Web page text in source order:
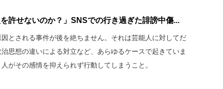
許せないのか？」SNSでの行き過ぎた誹謗中傷...
とされる事件が後を絶ちません。それは芸能人に対してだ
思想の違いによる対立など、あらゆるケースで起きていま
がその感情を抑えられず行動してしまうこと。